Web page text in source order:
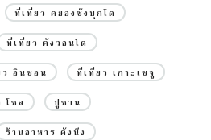
ที่เที่ยว คยองซังบุกโด
ที่เที่ยว คังวอนโด
ว อินชอน ที่เที่ยว เกาะเชจู
โซล ปูซาน
ร้านอาหาร คังนึง